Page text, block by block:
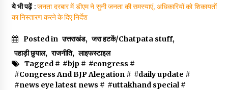
ये भी पढ़ें:जनता दरबार में डीएम ने सुनी जनता की समस्याएं, अधिकारियों को शिकायतों
का निस्तारण करने के दिए निर्देश
Posted in उत्तराखंड, जरा हटकें/Chatpata stuff,
पहाड़ी छुयाल, राजनीति, लाइफस्टाइल
Tagged # #bjp# #congress #
#Congress And BJP Alegation# #daily update #
#news eye latest news # #uttakhand special#